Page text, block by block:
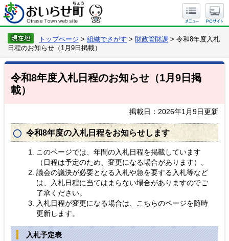
トップページ > 組織でさがす > 財政管財課 > 令和8年度入札
日程のお知らせ（1月9日掲載）
令和8年度入札日程のお知らせ（1月9日掲
載）
掲載日：2026年1月9日更新
令和8年度の入札日程をお知らせします
このページでは、年間の入札日程を掲載しています
（日程は予定のため、変更になる場合があります）。
議会の議決が必要となる入札や急を要する入札等など
は、入札日程に当てはまらない場合がありますのでご
了承ください。
入札日程が変更になる場合は、こちらのページを随時
更新します。
入札予定表